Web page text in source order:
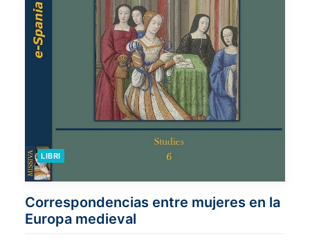
LIBRI
Correspondencias entre mujeres en la
Europa medieval